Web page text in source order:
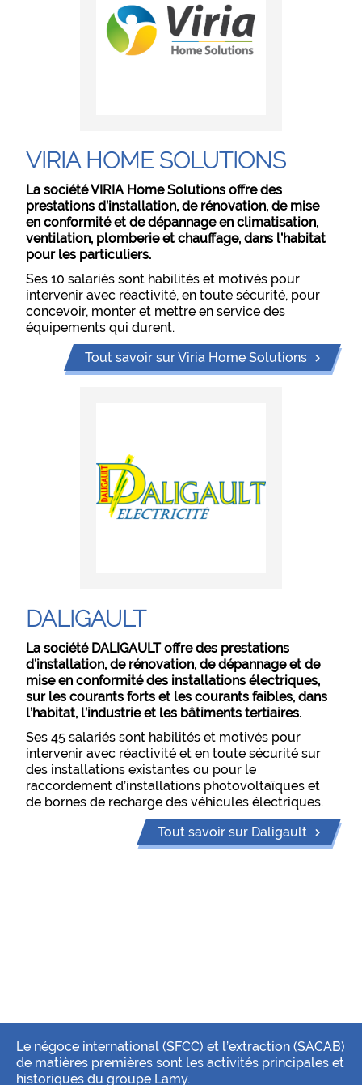
VIRIA HOME SOLUTIONS
La société VIRIA Home Solutions offre des
prestations d’installation, de rénovation, de mise
en conformité et de dépannage en climatisation,
ventilation, plomberie et chauffage, dans l’habitat
pour les particuliers.
Ses 10 salariés sont habilités et motivés pour
intervenir avec réactivité, en toute sécurité, pour
concevoir, monter et mettre en service des
équipements qui durent.
Tout savoir sur Viria Home Solutions
DALIGAULT
La société DALIGAULT offre des prestations
d’installation, de rénovation, de dépannage et de
mise en conformité des installations électriques,
sur les courants forts et les courants faibles, dans
l’habitat, l’industrie et les bâtiments tertiaires.
Ses 45 salariés sont habilités et motivés pour
intervenir avec réactivité et en toute sécurité sur
des installations existantes ou pour le
raccordement d’installations photovoltaïques et
de bornes de recharge des véhicules électriques.
Tout savoir sur Daligault
Le négoce international (SFCC) et l’extraction (SACAB)
de matières premières sont les activités principales et
historiques du groupe Lamy.